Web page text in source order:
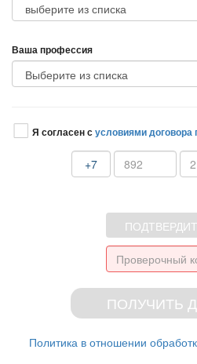
аша профессия
Я согласен сусловиями договора
+7
Политика в отношении